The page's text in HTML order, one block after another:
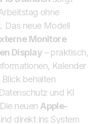
ohne
Das neue Modell
Monitore
Display – praktisch,
Kalender
behalten
und KI
neuen Apple-
direkt ins System